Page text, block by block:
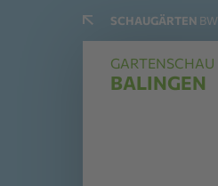
SCHAUGÄRTEN BW
GARTENSCHAU
BALINGEN